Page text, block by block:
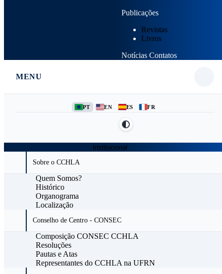
Publicações
Revistas
Livros
Notícias Contatos
MENU
PT EN ES FR
Institucional
Sobre o CCHLA
Quem Somos?
Histórico
Organograma
Localização
Conselho de Centro - CONSEC
Composição CONSEC CCHLA
Resoluções
Pautas e Atas
Representantes do CCHLA na UFRN